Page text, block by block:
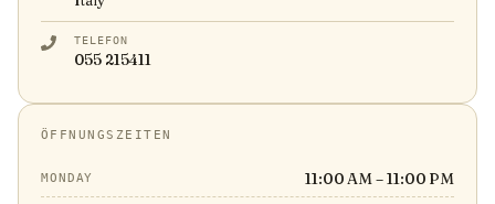
TELEFON
055 215411
ÖFFNUNGSZEITEN
MONDAY 11:00 AM – 11:00 PM